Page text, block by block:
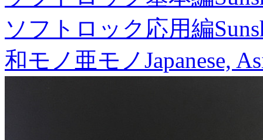
ソフトロック応用編
和モノ亜モノJapanese,